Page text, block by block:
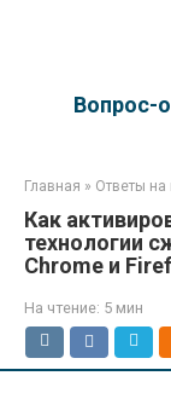
Вопрос-
Главная » Ответы на
Как
технологии
Chrome и
На чтение: 5 мин